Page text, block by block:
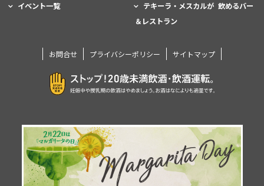
イベント一覧
テキーラ・メスカルが 飲めるバー
＆レストラン
お問合せ プライバシーポリシー サイトマップ